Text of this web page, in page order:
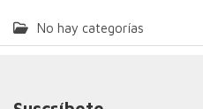
No hay categorías